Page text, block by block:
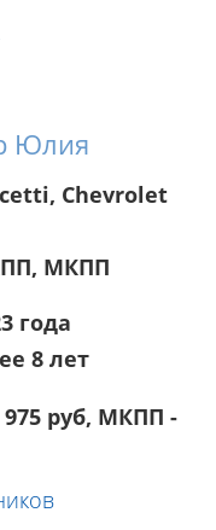
Юлия
Chevrolet
МКПП
года
8 лет
руб, МКПП -